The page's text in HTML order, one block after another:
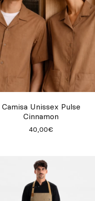
Camisa Unissex Pulse
Cinnamon
40,00€